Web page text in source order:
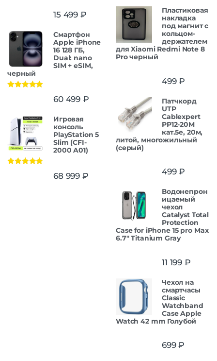
15 499 ₽
Смартфон
Apple iPhone
16 128 ГБ,
Dual: nano
SIM + eSIM,
черный
60 499 ₽
Игровая
консоль
PlayStation 5
Slim (CFI-
2000 A01)
68 999 ₽
Пластиковая
накладка
под магнит с
кольцом-
держателем
для Xiaomi Redmi Note 8
Pro черный
499₽
Патчкорд
UTP
Cablexpert
PP12-20M
кат.5e, 20м,
литой, многожильный
(серый)
499₽
Водонепрон
ицаемый
чехол
Catalyst Total
Protection
Case for iPhone 15 pro Max
6.7" Titanium Gray
11 199 ₽
Чехол на
смартчасы
Classic
Watchband
Case Apple
Watch 42 mm Голубой
699₽